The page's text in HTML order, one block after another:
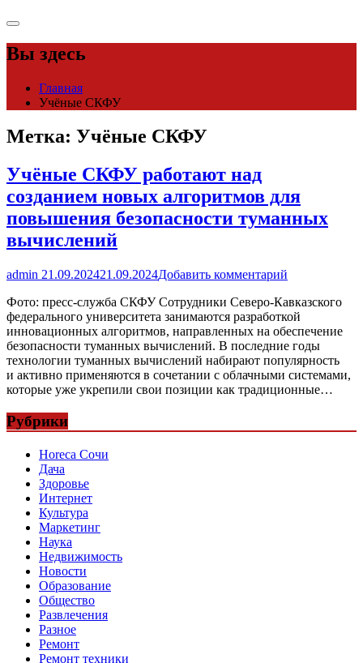
Вы здесь
Главная
Учёные СКФУ
Метка: Учёные СКФУ
Учёные СКФУ работают над
созданием новых алгоритмов для
повышения безопасности туманных
вычислений
admin 21.09.202421.09.2024Добавить комментарий
Фото: пресс-служба СКФУ Сотрудники Северо-Кавказского
федерального университета занимаются разработкой
инновационных алгоритмов, направленных на обеспечение
безопасности туманных вычислений. В последние годы
технологии туманных вычислений набирают популярность
и активно применяются в сочетании с облачными системами,
которые уже укрепили свои позиции как традиционные…
Рубрики
Horeca Сочи
Дача
Здоровье
Интернет
Культура
Маркетинг
Наука
Недвижимость
Новости
Образование
Общество
Развлечения
Разное
Ремонт
Ремонт техники